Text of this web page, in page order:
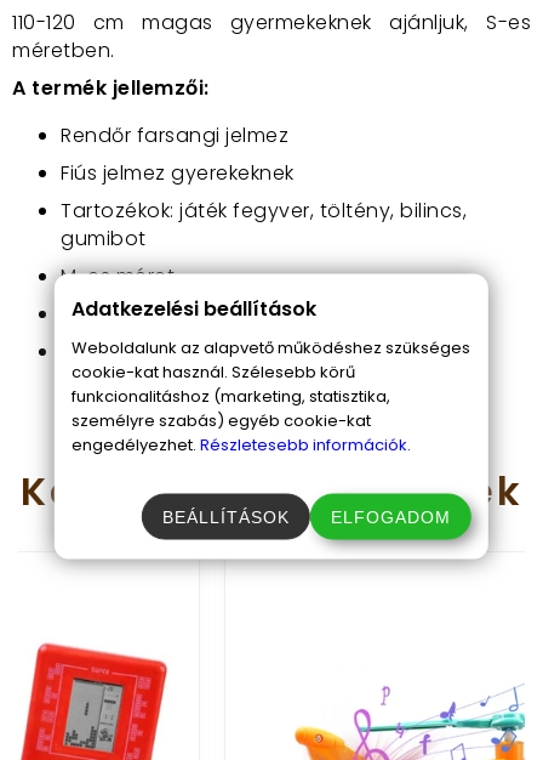
110-120 cm magas gyermekeknek ajánljuk, S-es
méretben.
A termék jellemzői:
Rendőr farsangi jelmez
Fiús jelmez gyerekeknek
Tartozékok: játék fegyver, töltény, bilincs,
gumibot
M-es méret
110-120 cm magassághoz ajánlott
Ujjhossz: 14 cm
Kapcsolódó termékek
Adatkezelési beállítások
Weboldalunk az alapvető működéshez szükséges
cookie-kat használ. Szélesebb körű
funkcionalitáshoz (marketing, statisztika,
személyre szabás) egyéb cookie-kat
engedélyezhet. Részletesebb információk.
BEÁLLÍTÁSOK ELFOGADOM